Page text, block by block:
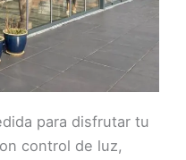
para disfrutar tu
control de luz,